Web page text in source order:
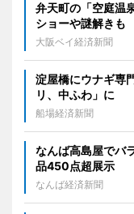
弁天町の「空庭温
ショーや謎解きも
大阪ベイ経済新聞
淀屋橋にウナギ
リ、中ふわ」に
船場経済新聞
なんば高島屋でバ
品450点超展示
なんば経済新聞